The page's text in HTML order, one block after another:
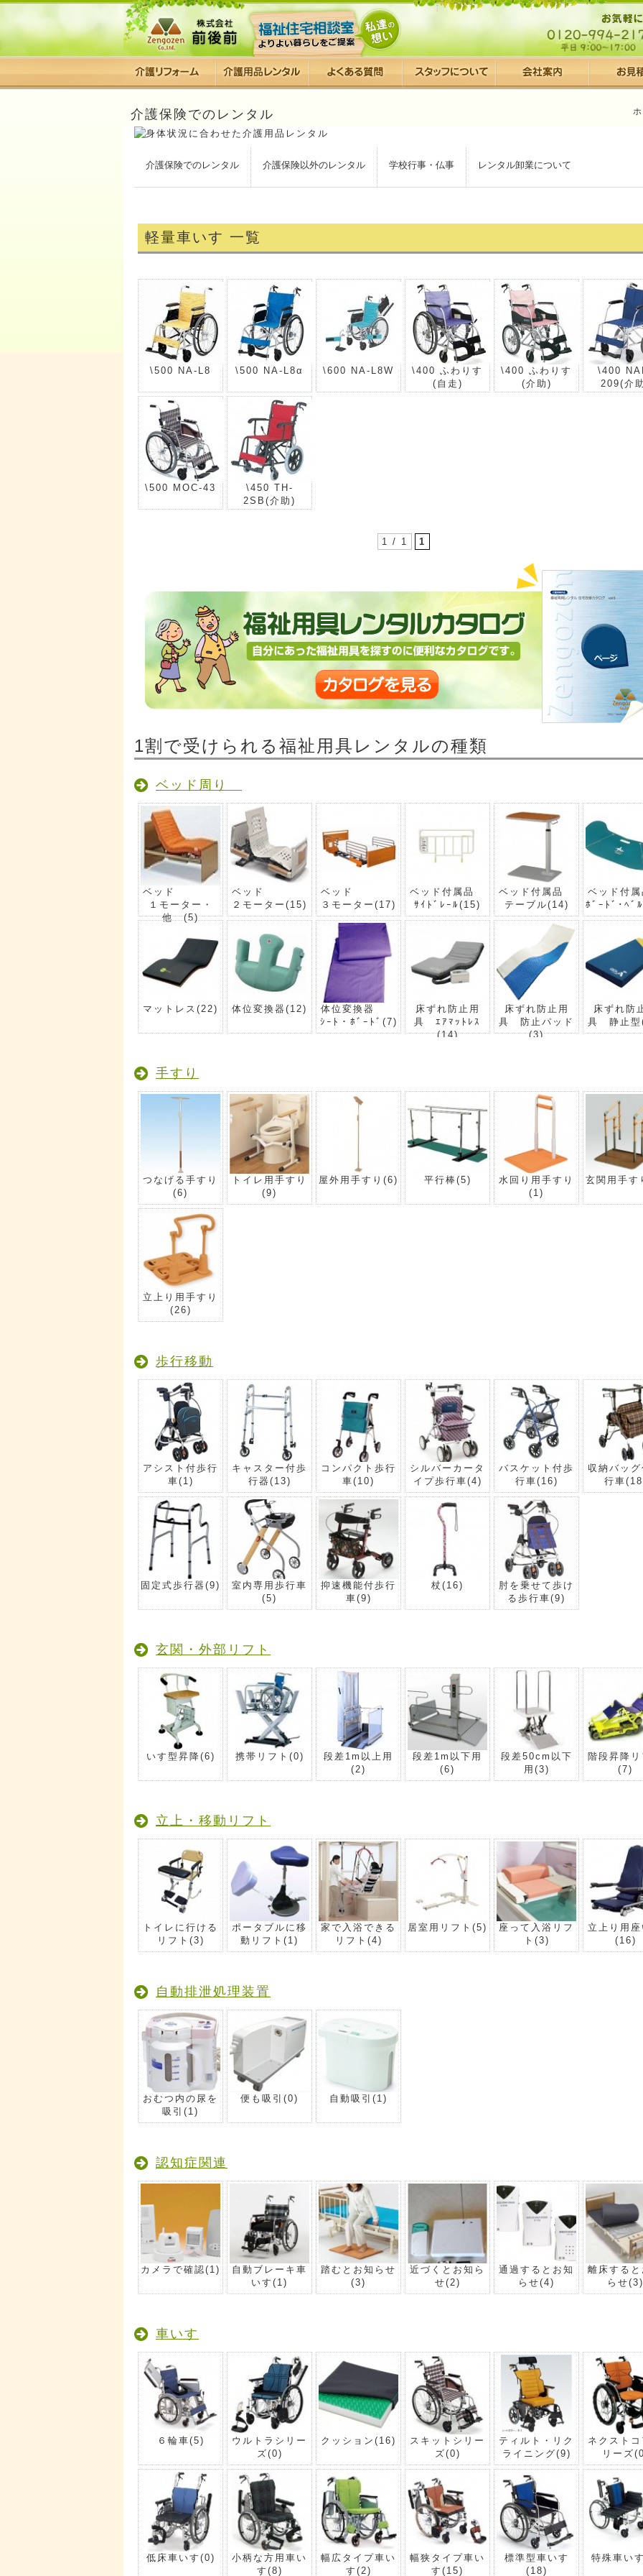
介護保険でのレンタル
介護保険でのレンタル 介護保険以外のレンタル 学校行事・仏事 レンタル卸業について
軽量車いす 一覧
\500 NA-L8 \500 NA-L8α \600 NA-L8W
\400 ふわりす
(自走)
\400 ふわりす
(介助)
\400
209(介
\500 MOC-43
\450 TH-
2SB(介助)
1 / 1 1
1割で受けられる福祉用具レンタルの種類
ベッド周り
ベッド
１モーター・
他(5)
ベッド
２モーター (15)
ベッド
３モーター (17)
ベッド付属品
ｻｲﾄﾞﾚｰﾙ (15)
ベッド付属品
テーブル(14)
ベッド付
ﾎﾞｰﾄﾞ･ﾍﾞ
マットレス (22) 体位変換器 (12)
体位変換器
ｼｰﾄ・ﾎﾞｰﾄﾞ (7)
床ずれ防止用
具 ｴｱﾏｯﾄﾚｽ
(14)
床ずれ防止用
具 防止パッド
(3)
床ずれ防
具 静止型
手すり
つなげる手すり
(6)
トイレ用手すり
(9)
屋外用手すり (6) 平行棒(5)
水回り用手すり
(1)
玄関用手す
立上り用手すり
(26)
歩行移動
アシスト付歩行
車(1)
キャスター付歩
行器 (13)
コンパクト歩行
車(10)
シルバーカータ
イプ歩行車(4)
バスケット付歩
行車(16)
収納バッ
行車
固定式歩行器 (9)
室内専用歩行車
(5)
抑速機能付歩行
車(9)
杖 (16)
肘を乗せて歩け
る歩行車(9)
玄関・外部リフト
いす型昇降(6) 携帯リフト (0)
段差1m以上用
(2)
段差1m以下用
(6)
段差50cm以下
用 (3)
階段昇降
(7)
立上・移動リフト
トイレに行ける
リフト (3)
ポータブルに移
動リフト (1)
家で入浴できる
リフト (4)
居室用リフト (5)
座って入浴リフ
ト (3)
立上り用
(16)
自動排泄処理装置
おむつ内の尿を
吸引 (1)
便も吸引 (0) 自動吸引 (1)
認知症関連
カメラで確認(1)
自動ブレーキ車
いす (1)
踏むとお知らせ
(3)
近づくとお知ら
せ(2)
通過するとお知
らせ(4)
離床する
らせ(3)
車いす
６輪車(5)
ウルトラシリー
ズ(0)
クッション (16)
スキットシリー
ズ(0)
ティルト・リク
ライニング(9)
ネクスト
リーズ
低床車いす (0)
小柄な方用車い
す (8)
幅広タイプ車い
す (2)
幅狭タイプ車い
す (15)
標準型車いす
(18)
特殊車い